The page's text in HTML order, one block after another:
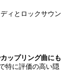
ィとロックサウン
ップリング曲にも
特に評価の高い隠